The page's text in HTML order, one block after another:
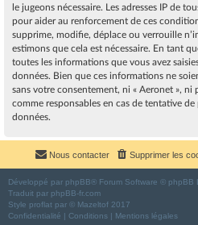
le jugeons nécessaire. Les adresses IP de
pour aider au renforcement de ces
supprime, modifie, déplace ou verrouille
estimons que cela est nécessaire. En tant
toutes les informations que vous avez
données. Bien que ces informations ne
sans votre consentement, ni « Aeronet »,
comme responsables en cas de tentative
données.
Supprimer les
Nous contacter
Développé par phpBB® Forum Software © phpBB
Traduit par phpBB-fr.com
Style proflat par © Mazeltof 2017
Confidentialité | Conditions | Mentions légales